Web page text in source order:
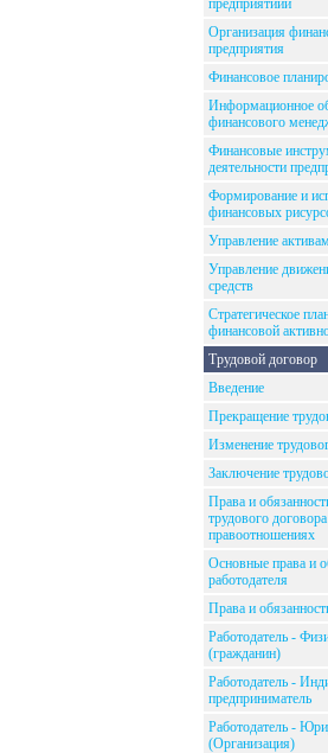
предприятиии
Организация
предприятия
Финансовое
Информационное
финансового
Финансовые
деятельности
Формирование и
финансовых
Управление
Управление
средств
Стратегическое
финансовой
Трудовой договор
Введение
Прекращение
Изменение
Заключение
Права и
трудового
правоотношениях
Основные права и
работодателя
Права и
Работодатель -
(гражданин)
Работодатель -
предприниматель
Работодатель -
(Организация)